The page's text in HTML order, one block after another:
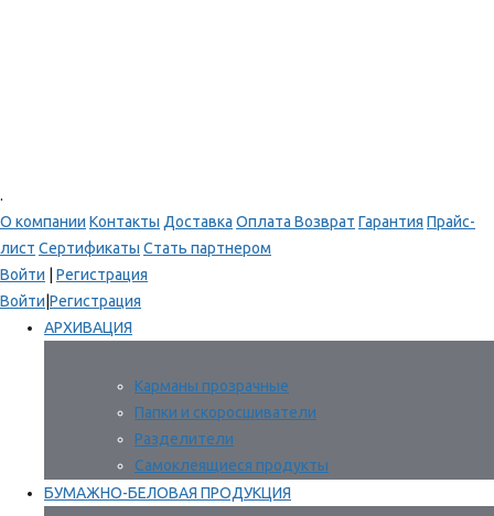
.
О компании Контакты Доставка Оплата Возврат Гарантия Прайс-
лист Сертификаты Стать партнером
Войти
Регистрация
Войти Регистрация
АРХИВАЦИЯ
Карманы прозрачные
Папки и скоросшиватели
Разделители
Самоклеящиеся продукты
БУМАЖНО-БЕЛОВАЯ ПРОДУКЦИЯ